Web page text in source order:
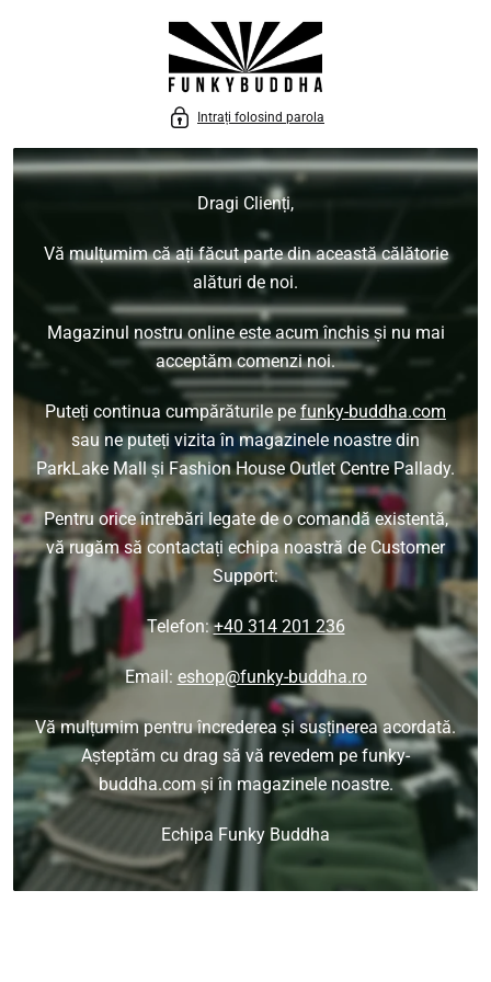
Intrați folosind parola
Dragi Clienți,
Vă mulțumim că ați făcut parte din această călătorie
alături de noi.
Magazinul nostru online este acum închis și nu mai
acceptăm comenzi noi.
Puteți continua cumpărăturile pe funky-buddha.com
sau ne puteți vizita în magazinele noastre din
ParkLake Mall și Fashion House Outlet Centre Pallady.
Pentru orice întrebări legate de o comandă existentă,
vă rugăm să contactați echipa noastră de Customer
Support:
Telefon:+40 314 201 236
Email: eshop@funky-buddha.ro
Vă mulțumim pentru încrederea și susținerea acordată.
Așteptăm cu drag să vă revedem pe funky-
buddha.com și în magazinele noastre.
Echipa Funky Buddha